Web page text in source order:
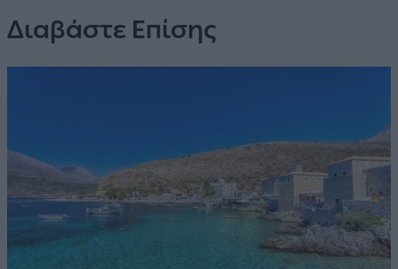
Διαβάστε Επίσης